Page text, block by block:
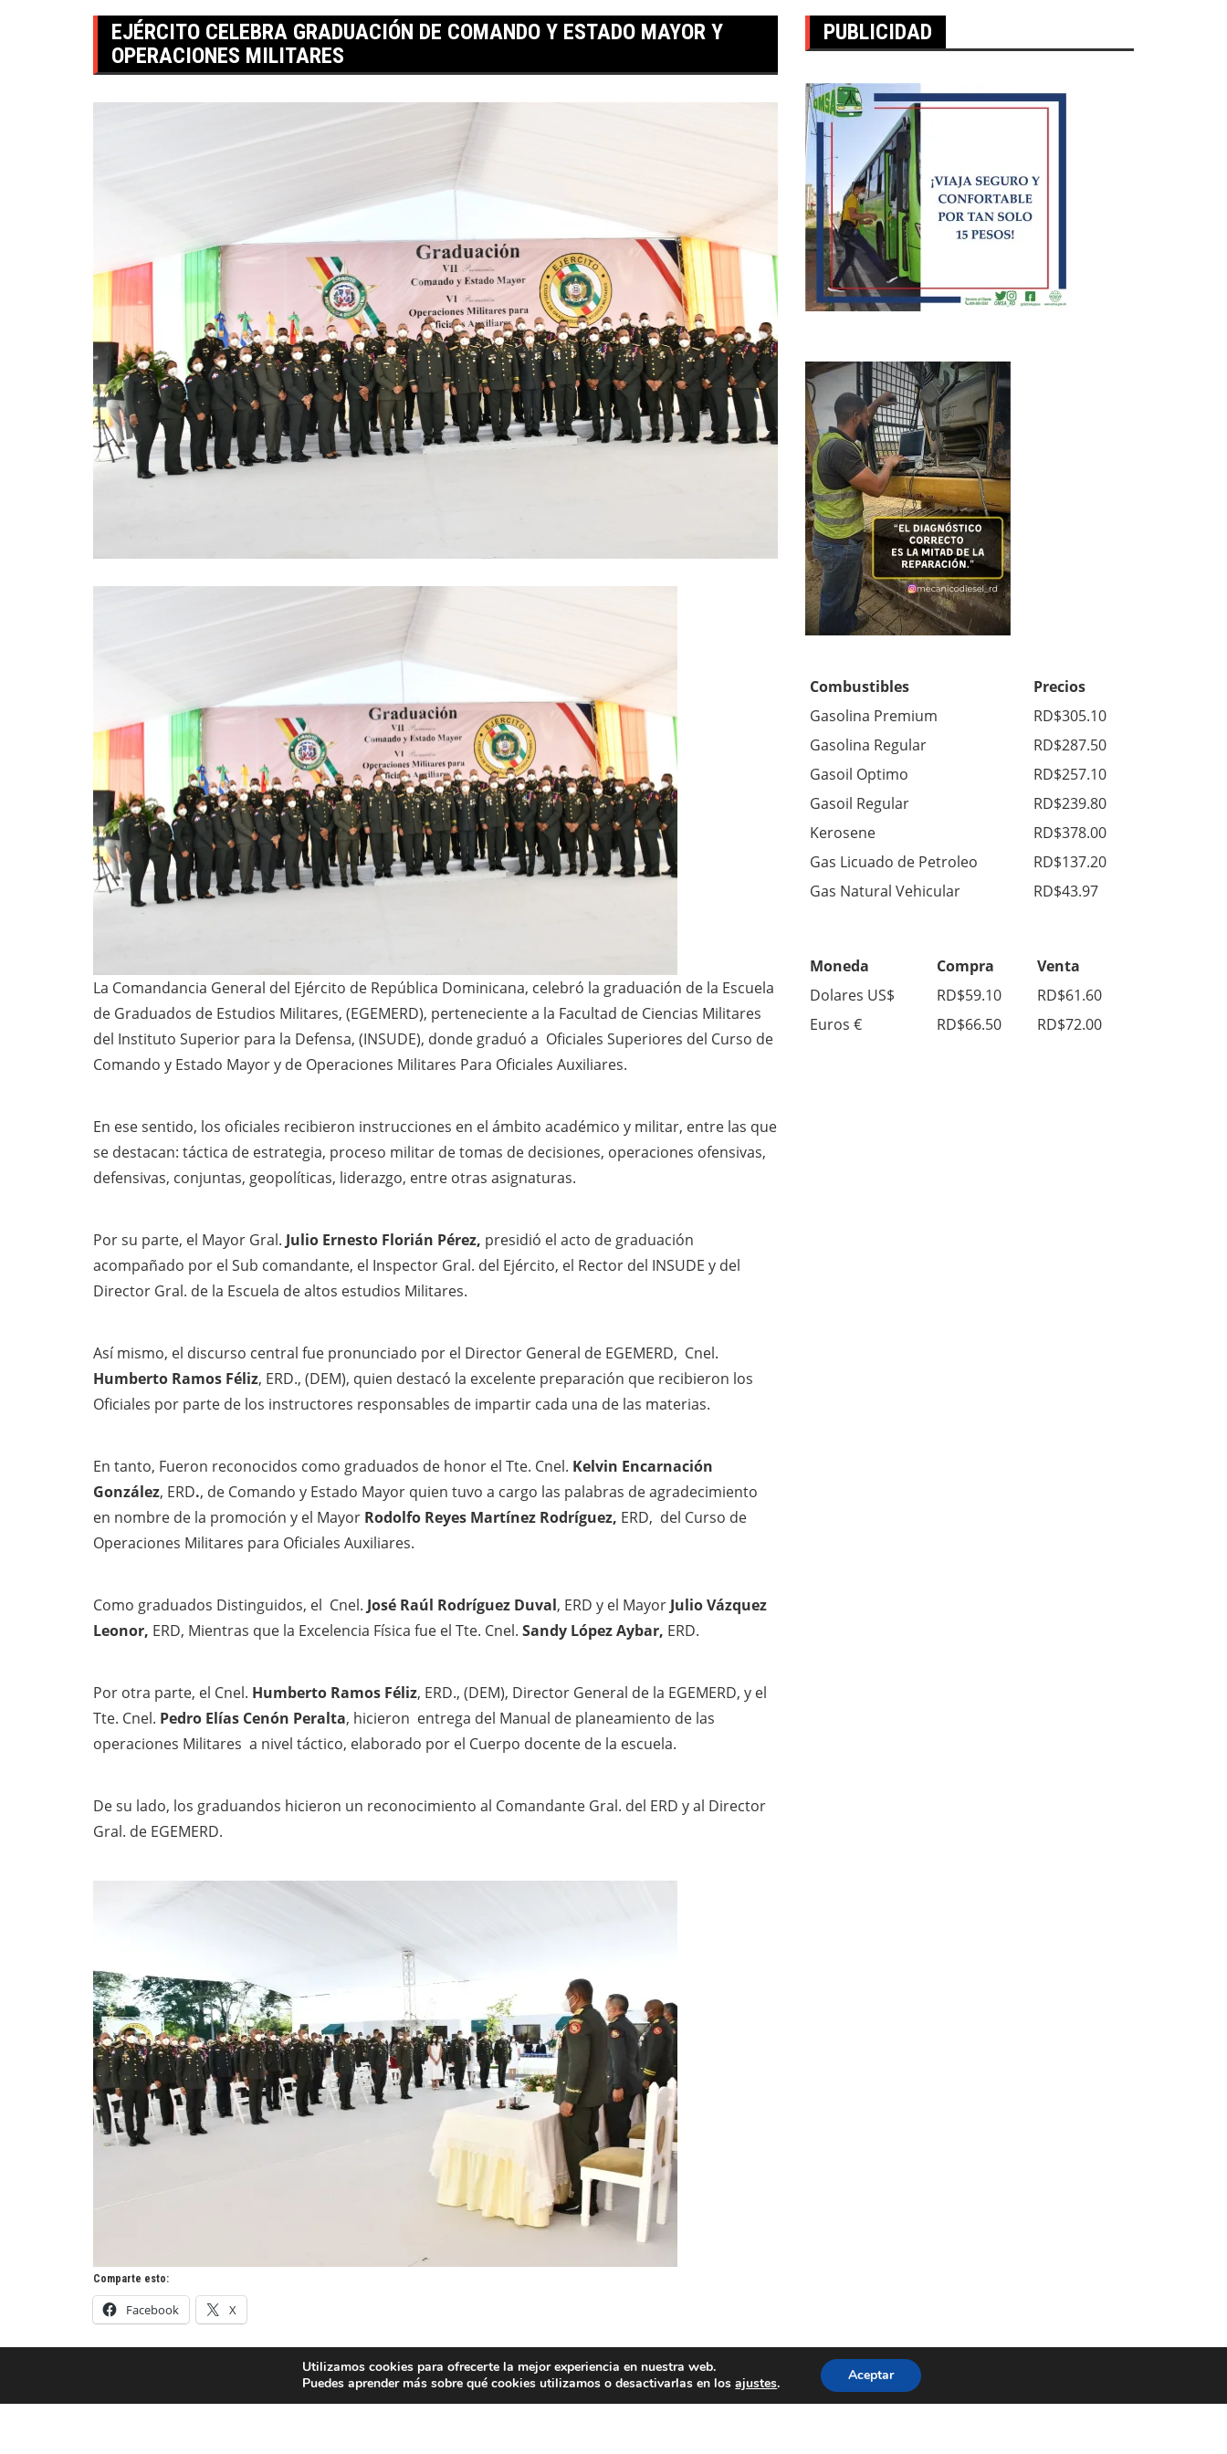
EJÉRCITO CELEBRA GRADUACIÓN DE COMANDO Y ESTADO MAYOR Y
OPERACIONES MILITARES
La Comandancia General del Ejército de República Dominicana, celebró la graduación de la Escuela
de Graduados de Estudios Militares, (EGEMERD), perteneciente a la Facultad de Ciencias Militares
del Instituto Superior para la Defensa, (INSUDE), donde graduó a Oficiales Superiores del Curso de
Comando y Estado Mayor y de Operaciones Militares Para Oficiales Auxiliares.
En ese sentido, los oficiales recibieron instrucciones en el ámbito académico y militar, entre las que
se destacan: táctica de estrategia, proceso militar de tomas de decisiones, operaciones ofensivas,
defensivas, conjuntas, geopolíticas, liderazgo, entre otras asignaturas.
Por su parte, el Mayor Gral. Julio Ernesto Florián Pérez, presidió el acto de graduación
acompañado por el Sub comandante, el Inspector Gral. del Ejército, el Rector del INSUDE y del
Director Gral. de la Escuela de altos estudios Militares.
Así mismo, el discurso central fue pronunciado por el Director General de EGEMERD, Cnel.
Humberto Ramos Féliz, ERD., (DEM), quien destacó la excelente preparación que recibieron los
Oficiales por parte de los instructores responsables de impartir cada una de las materias.
En tanto, Fueron reconocidos como graduados de honor el Tte. Cnel. Kelvin Encarnación
González, ERD., de Comando y Estado Mayor quien tuvo a cargo las palabras de agradecimiento
en nombre de la promoción y el Mayor Rodolfo Reyes Martínez Rodríguez, ERD, del Curso de
Operaciones Militares para Oficiales Auxiliares.
Como graduados Distinguidos, el Cnel. José Raúl Rodríguez Duval, ERD y el Mayor Julio Vázquez
Leonor, ERD, Mientras que la Excelencia Física fue el Tte. Cnel. Sandy López Aybar, ERD.
Por otra parte, el Cnel. Humberto Ramos Féliz, ERD., (DEM), Director General de la EGEMERD, y el
Tte. Cnel. Pedro Elías Cenón Peralta, hicieron entrega del Manual de planeamiento de las
operaciones Militares a nivel táctico, elaborado por el Cuerpo docente de la escuela.
De su lado, los graduandos hicieron un reconocimiento al Comandante Gral. del ERD y al Director
Gral. de EGEMERD.
Comparte esto:
Facebook X
PUBLICIDAD
Combustibles
Precios
Gasolina Premium
RD$305.10
Gasolina Regular
RD$287.50
Gasoil Optimo
RD$257.10
Gasoil Regular
RD$239.80
Kerosene
RD$378.00
Gas Licuado de Petroleo
RD$137.20
Gas Natural Vehicular
RD$43.97
Moneda Compra
Venta
Dolares US$
RD$59.10
RD$61.60
Euros €
RD$66.50 RD$72.00
Utilizamos cookies para ofrecerte la mejor experiencia en nuestra web.
Puedes aprender más sobre qué cookies utilizamos o desactivarlas en losajustes. Aceptar